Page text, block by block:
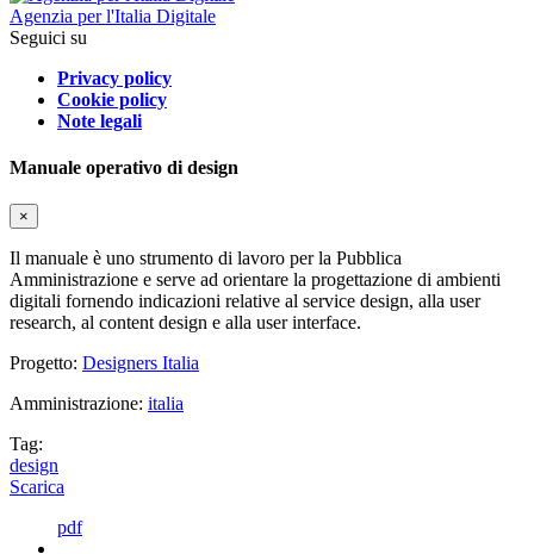
Agenzia per l'Italia Digitale
Seguici su
Privacy policy
Cookie policy
Note legali
Manuale operativo di design
×
Il manuale è uno strumento di lavoro per la Pubblica
Amministrazione e serve ad orientare la progettazione di ambienti
digitali fornendo indicazioni relative al service design, alla user
research, al content design e alla user interface.
Progetto: Designers Italia
Amministrazione: italia
Tag:
design
Scarica
pdf